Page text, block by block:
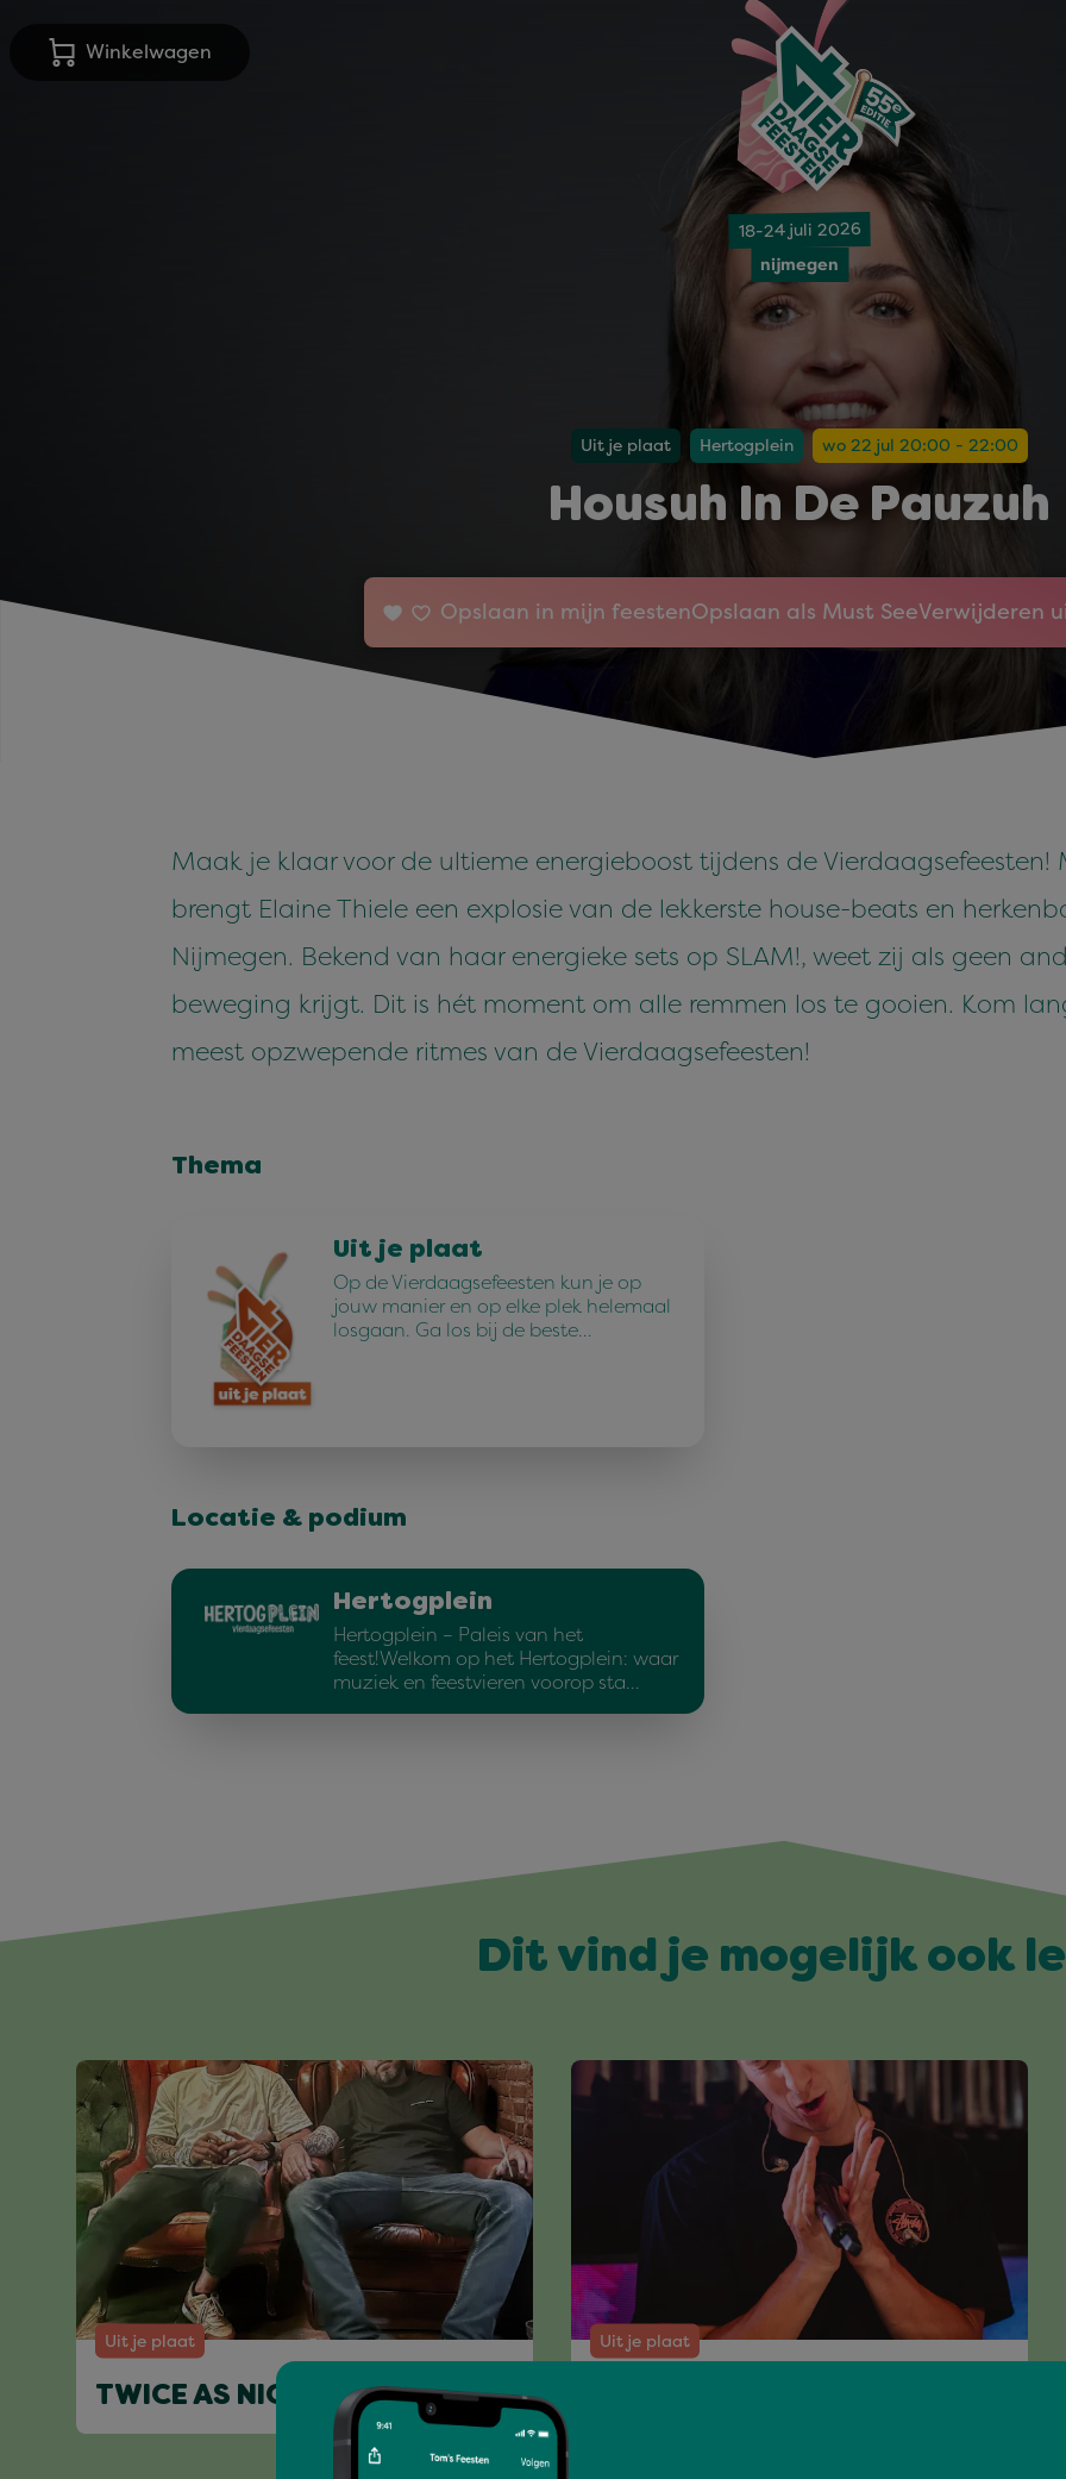
Winkelwagen
18-24 juli 2026
nijmegen
Uit je plaat Hertogplein wo 22 jul 20:00 - 22:00
Housuh In De Pauzuh
Opslaan in mijn feestenOpslaan als Must SeeVerwijderen
Maak je klaar voor de ultieme energieboost tijdens de Vierdaagsefeesten!
brengt Elaine Thiele een explosie van de lekkerste house-beats en
Nijmegen. Bekend van haar energieke sets op SLAM!, weet zij als geen
beweging krijgt. Dit is hét moment om alle remmen los te gooien. Kom
meest opzwepende ritmes van de Vierdaagsefeesten!
Thema
Uit je plaat
Op de Vierdaagsefeesten kun je op
jouw manier en op elke plek helemaal
losgaan. Ga los bij de beste…
Locatie & podium
Hertogplein
Hertogplein – Paleis van het
feest!Welkom op het Hertogplein: waar
muziek en feestvieren voorop sta…
Dit vind je mogelijk ook
Uit je plaat
TWICE AS NICE
Uit je plaat